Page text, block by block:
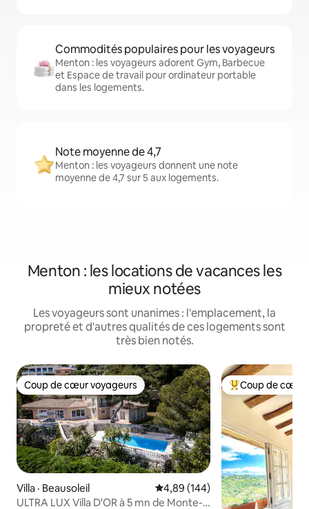
Commodités populaires pour les voyageurs
Menton : les voyageurs adorent Gym, Barbecue
et Espace de travail pour ordinateur portable
dans les logements.
Note moyenne de 4,7
Menton : les voyageurs donnent une note
moyenne de 4,7 sur 5 aux logements.
Menton : les locations de vacances les
mieux notées
Les voyageurs sont unanimes : l'emplacement, la
propreté et d'autres qualités de ces logements sont
très bien notés.
Coup de cœur voyageurs
Coup de cœur voyageurs
Villa · Beausoleil Note moyenne de 4,89 sur 5,
4,89 (144)
ULTRA LUX Villa D'OR à 5 mn de Monte-
Coup de cœur
Coup de cœur